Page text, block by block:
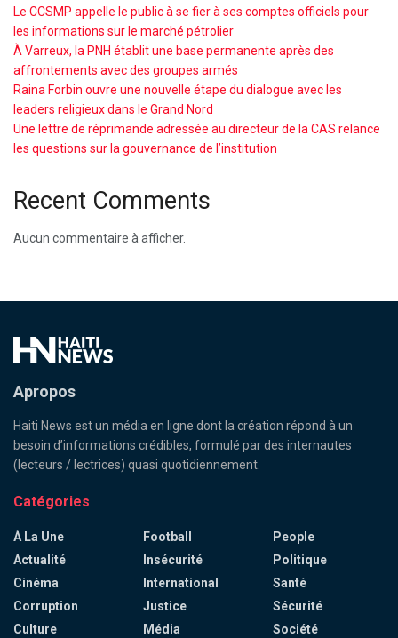
Le CCSMP appelle le public à se fier à ses comptes officiels pour
les informations sur le marché pétrolier
À Varreux, la PNH établit une base permanente après des
affrontements avec des groupes armés
Raina Forbin ouvre une nouvelle étape du dialogue avec les
leaders religieux dans le Grand Nord
Une lettre de réprimande adressée au directeur de la CAS relance
les questions sur la gouvernance de l’institution
Recent Comments
Aucun commentaire à afficher.
Apropos
Haiti News est un média en ligne dont la création répond à un
besoin d’informations crédibles, formulé par des internautes
(lecteurs / lectrices) quasi quotidiennement.
Catégories
À La Une
Actualité
Cinéma
Corruption
Culture
Football
Insécurité
International
Justice
Média
People
Politique
Santé
Sécurité
Société